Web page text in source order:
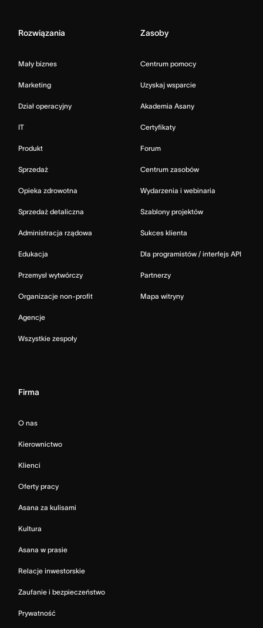
Rozwiązania
Mały biznes
Marketing
Dział operacyjny
IT
Produkt
Sprzedaż
Opieka zdrowotna
Sprzedaż detaliczna
Administracja rządowa
Edukacja
Przemysł wytwórczy
Organizacje non-profit
Agencje
Wszystkie zespoły
Zasoby
Centrum pomocy
Uzyskaj wsparcie
Akademia Asany
Certyfikaty
Forum
Centrum zasobów
Wydarzenia i webinaria
Szablony projektów
Sukces klienta
Dla programistów / interfejs API
Partnerzy
Mapa witryny
Firma
O nas
Kierownictwo
Klienci
Oferty pracy
Asana za kulisami
Kultura
Asana w prasie
Relacje inwestorskie
Zaufanie i bezpieczeństwo
Prywatność